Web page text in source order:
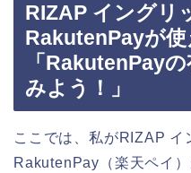
RIZAP イングリ
RakutenPayが使
「RakutenPay
みよう！」
ここでは、私がRIZAP イ
RakutenPay（楽天ペイ